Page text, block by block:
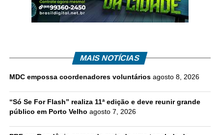
MAIS NOTÍCIAS
MDC empossa coordenadores voluntários agosto 8, 2026
“Só Se For Flash” realiza 11ª edição e deve reunir grande
público em Porto Velho agosto 7, 2026